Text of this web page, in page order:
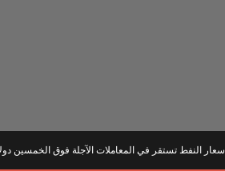
أسعار النفط تستقر في المعاملات الآجلة فوق الخمسين